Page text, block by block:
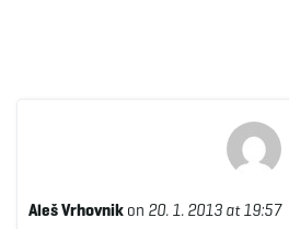
Aleš Vrhovnik on 20. 1. 2013 at 19:57